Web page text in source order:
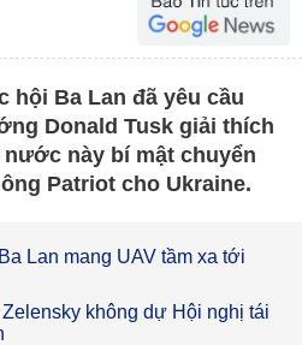
hội Ba Lan đã yêu cầu
Donald Tusk giải thích
này bí mật chuyển
Patriot cho Ukraine.
Lan mang UAV tầm xa tới
không dự Hội nghị tái